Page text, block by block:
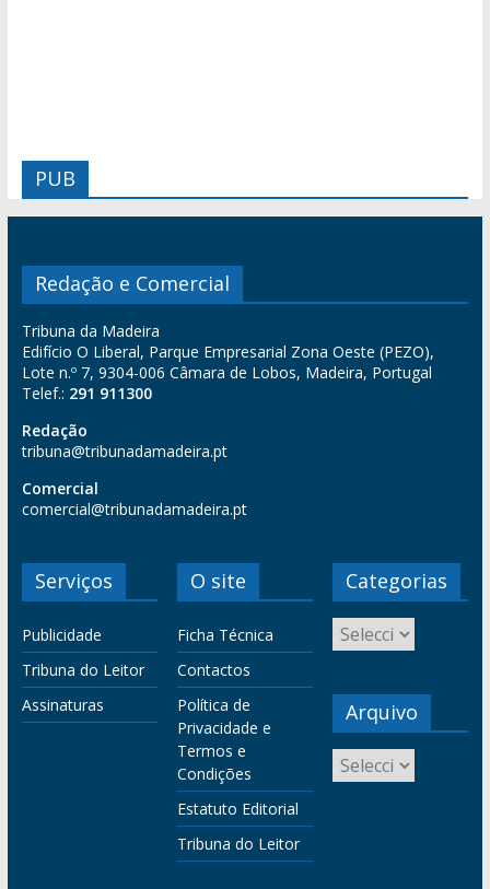
PUB
Redação e Comercial
Tribuna da Madeira
Edifício O Liberal, Parque Empresarial Zona Oeste (PEZO),
Lote n.º 7, 9304-006 Câmara de Lobos, Madeira, Portugal
Telef.: 291 911300
Redação
tribuna@tribunadamadeira.pt
Comercial
comercial@tribunadamadeira.pt
Serviços
Publicidade
Tribuna do Leitor
Assinaturas
O site
Ficha Técnica
Contactos
Política de
Privacidade e
Termos e
Condições
Estatuto Editorial
Tribuna do Leitor
Categorias
Arquivo